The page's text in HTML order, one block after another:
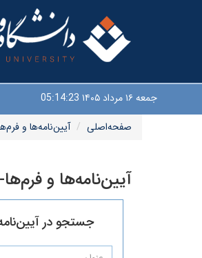
جمعه ۱۶ مرداد ۱۴۰۵ 05:14:24
صفحه‌اصلی
آیین‌نامه‌ها و
آیین‌نامه‌ها و
جستجو در